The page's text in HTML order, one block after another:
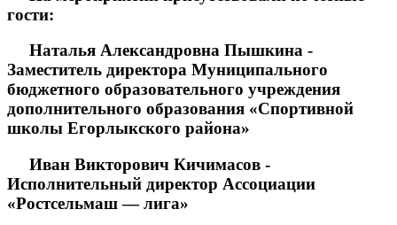
гости:
Наталья Александровна Пышкина -
Заместитель директора Муниципального
бюджетного образовательного учреждения
дополнительного образования «Спортивной
школы Егорлыкского района»
Иван Викторович Кичимасов -
Исполнительный директор Ассоциации
«Ростсельмаш — лига»